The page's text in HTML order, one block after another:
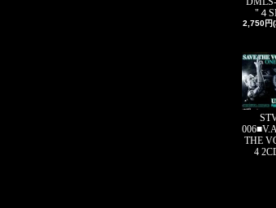
"４
2,750円
THE
4